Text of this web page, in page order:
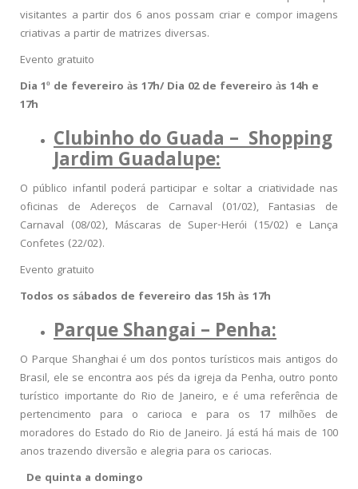
visitantes a partir dos 6 anos possam criar e compor imagens
criativas a partir de matrizes diversas.
Evento gratuito
Dia 1º de fevereiro às 17h/ Dia 02 de fevereiro às 14h e
17h
Clubinho do Guada – Shopping
Jardim Guadalupe:
O público infantil poderá participar e soltar a criatividade nas
oficinas de Adereços de Carnaval (01/02), Fantasias de
Carnaval (08/02), Máscaras de Super-Herói (15/02) e Lança
Confetes (22/02).
Evento gratuito
Todos os sábados de fevereiro das 15h às 17h
Parque Shangai – Penha:
O Parque Shanghai é um dos pontos turísticos mais antigos do
Brasil, ele se encontra aos pés da igreja da Penha, outro ponto
turístico importante do Rio de Janeiro, e é uma referência de
pertencimento para o carioca e para os 17 milhões de
moradores do Estado do Rio de Janeiro. Já está há mais de 100
anos trazendo diversão e alegria para os cariocas.
De quinta a domingo